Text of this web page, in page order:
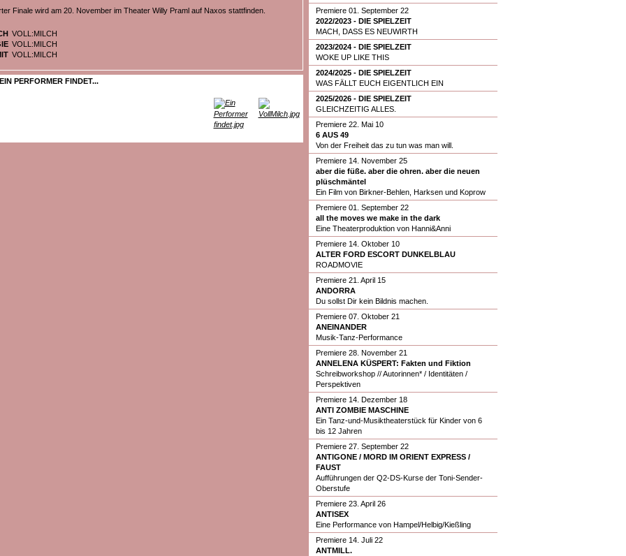
Finale wird am 20. November im Theater Willy Praml auf Naxos stattfinden.
VOLL:MILCH
VOLL:MILCH
VOLL:MILCH
EIN PERFORMER FINDET...
Premiere 01. September 22
2022/2023 - DIE SPIELZEIT
MACH, DASS ES NEUWIRTH
2023/2024 - DIE SPIELZEIT
WOKE UP LIKE THIS
2024/2025 - DIE SPIELZEIT
WAS FÄLLT EUCH EIGENTLICH EIN
2025/2026 - DIE SPIELZEIT
GLEICHZEITIG ALLES.
Premiere 22. Mai 10
6 AUS 49
Von der Freiheit das zu tun was man will.
Premiere 14. November 25
aber die füße. aber die ohren. aber die neuen
plüschmäntel
Ein Film von Birkner-Behlen, Harksen und Koprow
Premiere 01. September 22
all the moves we make in the dark
Eine Theaterproduktion von Hanni&Anni
Premiere 14. Oktober 10
ALTER FORD ESCORT DUNKELBLAU
ROADMOVIE
Premiere 21. April 15
ANDORRA
Du sollst Dir kein Bildnis machen.
Premiere 07. Oktober 21
ANEINANDER
Musik-Tanz-Performance
Premiere 28. November 21
ANNELENA KÜSPERT: Fakten und Fiktion
Schreibworkshop // Autorinnen* / Identitäten /
Perspektiven
Premiere 14. Dezember 18
ANTI ZOMBIE MASCHINE
Ein Tanz-und-Musiktheaterstück für Kinder von 6
bis 12 Jahren
Premiere 27. September 22
ANTIGONE / MORD IM ORIENT EXPRESS /
FAUST
Aufführungen der Q2-DS-Kurse der Toni-Sender-
Oberstufe
Premiere 23. April 26
ANTISEX
Eine Performance von Hampel/Helbig/Kießling
Premiere 14. Juli 22
ANTMILL.